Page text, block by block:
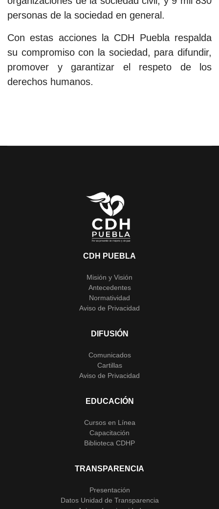
personas de la sociedad en general.
Con estas acciones la CDH Puebla respalda
su compromiso con la sociedad, para difundir,
promover y garantizar el respeto de los
derechos humanos.
CDH PUEBLA
Misión y Visión
Antecedentes
Normatividad
Aviso de Privacidad
DIFUSIÓN
Comunicados
Cartillas
Aviso de Privacidad
EDUCACIÓN
Cursos en Línea
Capacitación
Biblioteca CDHP
TRANSPARENCIA
Presentación
Datos Unidad de Transparencia